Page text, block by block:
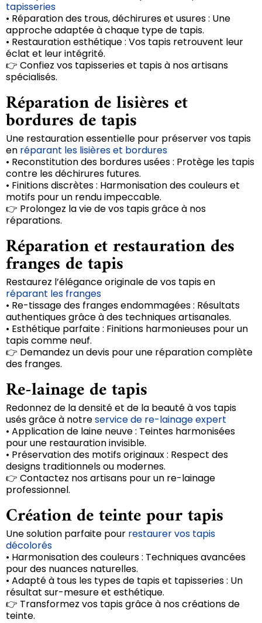
tapisseries
• Réparation des trous, déchirures et usures : Une
approche adaptée à chaque type de tapis.
• Restauration esthétique : Vos tapis retrouvent leur
éclat et leur intégrité.
👉 Confiez vos tapisseries et tapis à nos artisans
spécialisés.
Réparation de lisières et
bordures de tapis
Une restauration essentielle pour préserver vos tapis
en réparant les lisières et bordures
• Reconstitution des bordures usées : Protège les tapis
contre les déchirures futures.
• Finitions discrètes : Harmonisation des couleurs et
motifs pour un rendu impeccable.
👉 Prolongez la vie de vos tapis grâce à nos
réparations.
Réparation et restauration des
franges de tapis
Restaurez l’élégance originale de vos tapis en
réparant les franges
• Re-tissage des franges endommagées : Résultats
authentiques grâce à des techniques artisanales.
• Esthétique parfaite : Finitions harmonieuses pour un
tapis comme neuf.
👉 Demandez un devis pour une réparation complète
des franges.
Re-lainage de tapis
Redonnez de la densité et de la beauté à vos tapis
usés grâce à notreservice de re-lainage expert
• Application de laine neuve : Teintes harmonisées
pour une restauration invisible.
• Préservation des motifs originaux : Respect des
designs traditionnels ou modernes.
👉 Contactez nos artisans pour un re-lainage
professionnel.
Création de teinte pour tapis
Une solution parfaite pour restaurer vos tapis
décolorés
• Harmonisation des couleurs : Techniques avancées
pour des nuances naturelles.
• Adapté à tous les types de tapis et tapisseries : Un
résultat sur-mesure et esthétique.
👉 Transformez vos tapis grâce à nos créations de
teinte.